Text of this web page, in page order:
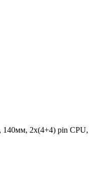
140мм, 2x(4+4) pin CPU,